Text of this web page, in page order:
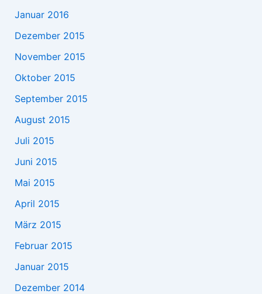
Januar 2016
Dezember 2015
November 2015
Oktober 2015
September 2015
August 2015
Juli 2015
Juni 2015
Mai 2015
April 2015
März 2015
Februar 2015
Januar 2015
Dezember 2014